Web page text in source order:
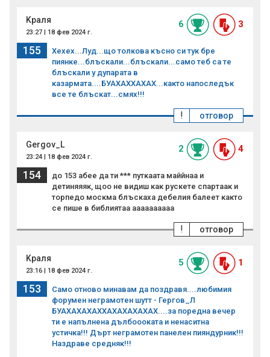
Kраля
23:27 | 18 фев 2024 г.
6 3
155
Хехех...Луд...що толкова късно си тук бре
пиянке...блъскали...блъскали...само теб са те
блъскали у дупаpата в
казармата....БУАХАХХАХАХ...както напоследък
все те блъскат...смях!!!
отговор
!
Gergov_L
23:24 | 18 фев 2024 г.
2 4
154
до 153 абее да ти *** путкаата маййнаа и
детиняяяк, щоо не видиш как рускете спартаак и
торпедо москма блъскаха дебелия балеет както
се пише в библиятаа аааааааааа
отговор
!
Kраля
23:16 | 18 фев 2024 г.
5 1
153
Само отново минавам да поздравя....любимия
форумен неграмотен шутт - Гергов_Л
БУАХАХАХАХХАХАХАХАХАХ....за поредна вечер
ти е напълнена дълбоооката и ненаситна
устичка!!! Дърт неграмотен панелен пияндурник!!!
Наздраве средняк!!!